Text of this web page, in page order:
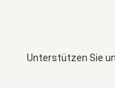
Unterstützen Sie